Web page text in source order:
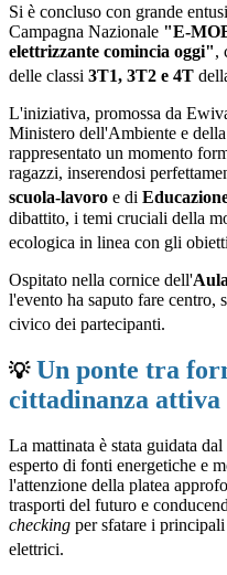
Si è concluso con grande
Campagna Nazionale "E-
elettrizzante comincia oggi",
delle classi 3T1, 3T2 e 4T
L'iniziativa, promossa da
Ministero dell'Ambiente e
rappresentato un momento
ragazzi, inserendosi
scuola-lavoro e di
dibattito, i temi cruciali della
ecologica in linea con gli
Ospitato nella cornice dell'
l'evento ha saputo fare centro,
civico dei partecipanti.
💡Un ponte tra
cittadinanza attiva
La mattinata è stata guidata
esperto di fonti energetiche e
l'attenzione della platea
trasporti del futuro e
checking per sfatare i
elettrici.